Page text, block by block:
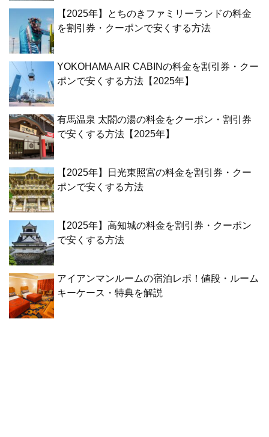
【2025年】とちのきファミリーランドの料金
を割引券・クーポンで安くする方法
YOKOHAMA AIR CABINの料金を割引券・クー
ポンで安くする方法【2025年】
有馬温泉 太閤の湯の料金をクーポン・割引券
で安くする方法【2025年】
【2025年】日光東照宮の料金を割引券・クー
ポンで安くする方法
【2025年】高知城の料金を割引券・クーポン
で安くする方法
アイアンマンルームの宿泊レポ！値段・ルーム
キーケース・特典を解説